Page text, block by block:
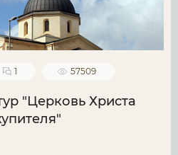
1 57509
"Церковь Христа